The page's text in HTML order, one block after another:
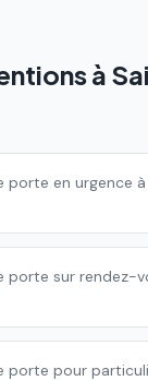
à
porte en urgence
porte sur rendez-
porte pour